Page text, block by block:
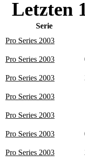
Letzten
Serie
Pro Series 2003
Pro Series 2003
Pro Series 2003
Pro Series 2003
Pro Series 2003
Pro Series 2003
Pro Series 2003